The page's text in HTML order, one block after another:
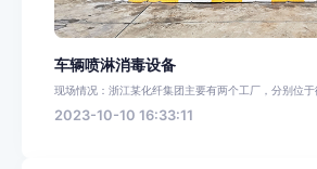
车辆喷淋消毒设备
现场情况：浙江某化纤集团主要有两个工厂，分别位
2023-10-10 16:33:11